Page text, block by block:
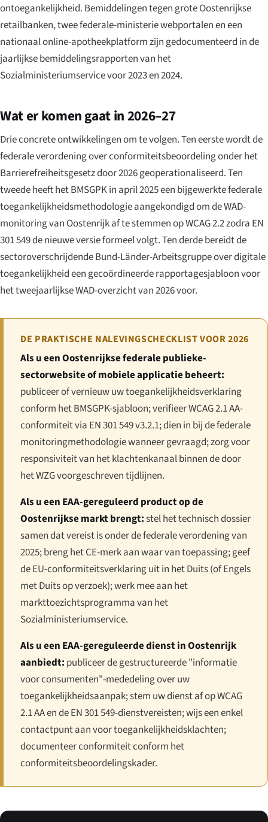
ontoegankelijkheid. Bemiddelingen tegen grote Oostenrijkse
retailbanken, twee federale-ministerie webportalen en een
nationaal online-apotheekplatform zijn gedocumenteerd in de
jaarlijkse bemiddelingsrapporten van het
Sozialministeriumservice voor 2023 en 2024.
Wat er komen gaat in 2026–27
Drie concrete ontwikkelingen om te volgen. Ten eerste wordt de
federale verordening over conformiteitsbeoordeling onder het
Barrierefreiheitsgesetz door 2026 geoperationaliseerd. Ten
tweede heeft het BMSGPK in april 2025 een bijgewerkte federale
toegankelijkheidsmethodologie aangekondigd om de WAD-
monitoring van Oostenrijk af te stemmen op WCAG 2.2 zodra EN
301 549 de nieuwe versie formeel volgt. Ten derde bereidt de
sectoroverschrijdendeBund-Länder-Arbeitsgruppeover digitale
toegankelijkheid een gecoördineerde rapportagesjabloon voor
het tweejaarlijkse WAD-overzicht van 2026 voor.
DE PRAKTISCHE NALEVINGSCHECKLIST VOOR 2026
Als u een Oostenrijkse federale publieke-
sectorwebsite of mobiele applicatie beheert:
publiceer of vernieuw uw toegankelijkheidsverklaring
conform het BMSGPK-sjabloon; verifieer WCAG 2.1 AA-
conformiteit via EN 301 549 v3.2.1; dien in bij de federale
monitoringmethodologie wanneer gevraagd; zorg voor
responsiviteit van het klachtenkanaal binnen de door
het WZG voorgeschreven tijdlijnen.
Als u een EAA-gereguleerd product op de
Oostenrijkse markt brengt:stel het technisch dossier
samen dat vereist is onder de federale verordening van
2025; breng het CE-merk aan waar van toepassing; geef
de EU-conformiteitsverklaring uit in het Duits (of Engels
met Duits op verzoek); werk mee aan het
markttoezichtsprogramma van het
Sozialministeriumservice.
Als u een EAA-gereguleerde dienst in Oostenrijk
aanbiedt: publiceer de gestructureerde "informatie
voor consumenten"-mededeling over uw
toegankelijkheidsaanpak; stem uw dienst af op WCAG
2.1 AA en de EN 301 549-dienstvereisten; wijs een enkel
contactpunt aan voor toegankelijkheidsklachten;
documenteer conformiteit conform het
conformiteitsbeoordelingskader.